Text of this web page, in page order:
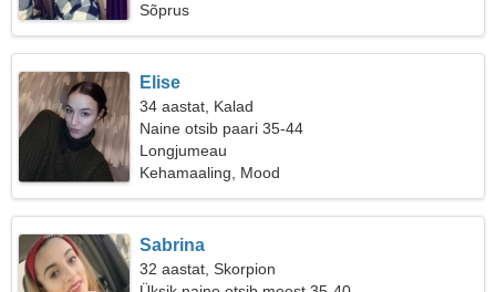
Sõprus
Elise
34 aastat, Kalad
Naine otsib paari 35-44
Longjumeau
Kehamaaling, Mood
Sabrina
32 aastat, Skorpion